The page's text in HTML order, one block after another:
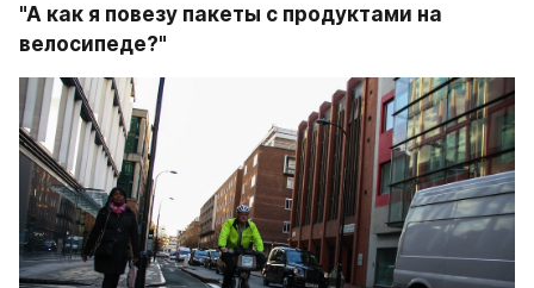
"А как я повезу пакеты с продуктами на
велосипеде?"